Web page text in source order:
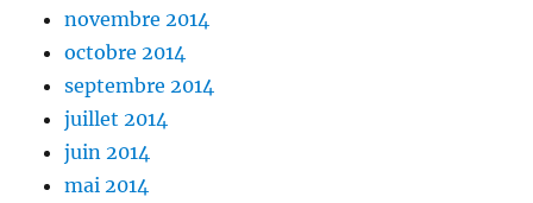
novembre 2014
octobre 2014
septembre 2014
juillet 2014
juin 2014
mai 2014